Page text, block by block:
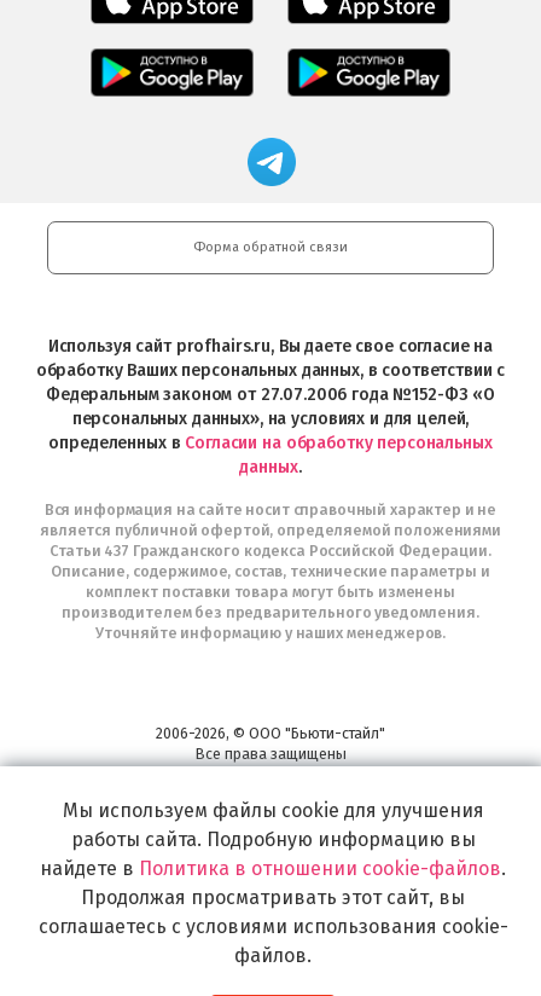
приложение
Professional
загрузить
Мобильное
приложение
Professional
загрузить
Play
приложение
загрузить
в
Мобильное
приложение
Магазин
профессиональной
Professional
и
Интернет-
Telegram
Форма обратной связи
Используя сайт profhairs.ru, Вы даете свое согласие на
обработку Ваших персональных данных, в соответствии с
Федеральным законом от 27.07.2006 года №152-ФЗ «О
персональных данных», на условиях и для целей,
определенных в Согласии на обработку персональных
данных.
Вся информация на сайте носит справочный характер и не
является публичной офертой, определяемой положениями
Статьи 437 Гражданского кодекса Российской Федерации.
Описание, содержимое, состав, технические параметры и
комплект поставки товара могут быть изменены
производителем без предварительного уведомления.
Уточняйте информацию у наших менеджеров.
2006-2026, © ООО "Бьюти-стайл"
Все права защищены
Широкий выбор инструментов, аксессуаров и принадлежностей для
самых изысканных и необычных идей по созданию Вашего образа и стиля.
Мы используем файлы cookie для улучшения
работы сайта. Подробную информацию вы
найдете в Политика в отношении cookie-файлов.
Продолжая просматривать этот сайт, вы
соглашаетесь с условиями использования cookie-
файлов.